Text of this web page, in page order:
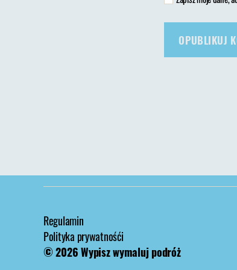
Regulamin
Polityka prywatnośći
© 2026Wypisz wymaluj podróż